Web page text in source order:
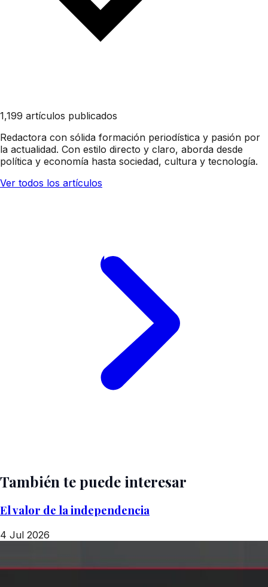
1,199 artículos publicados
Redactora con sólida formación periodística y pasión por
la actualidad. Con estilo directo y claro, aborda desde
política y economía hasta sociedad, cultura y tecnología.
Ver todos los artículos
También te puede interesar
El valor de la independencia
4 Jul 2026